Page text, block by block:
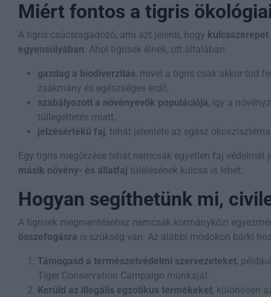
Miért fontos a tigris
A tigris csúcsragadozó, ami azt jelenti, hogy
egyensúlyában. Ahol tigrisek élnek, ott általában:
gazdag a biodiverzitás, mivel a tigris csak akkor tud
zsákmány és egészséges erdő,
szabályozott a növényevők populációja, így a
túllegeltetés miatt,
jelzésértékű faj, tehát jelenléte az egész
Egy tigris megőrzése tehát nemcsak egyetlen faj védelmét
másik növény- és állatfaj túlélésének kulcsa is lehet.
Hogyan segíthetünk mi,
A tigrisek megmentéséhez nemcsak kormányközi
összefogásra is szükség van. Az alábbi módokon bárki
Támogasd a természetvédelmi szervezeteket,
Tiger Conservation Campaign munkáját.
Kerüld az illegális egzotikus termékeket, különösen